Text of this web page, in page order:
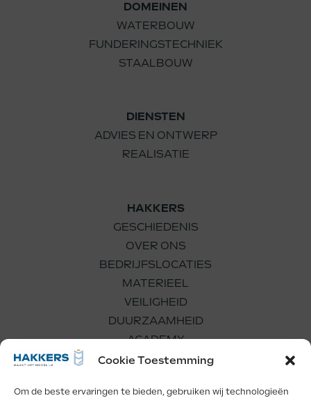
Cookie Toestemming
Om de beste ervaringen te bieden, gebruiken wij technologieën
DOMEINEN
WATERBOUW
FUNDERINGSTECHNIEK
STAALBOUW
DIENSTEN
ADVIES EN ONTWERP
REALISATIE
HAKKERS
GESCHIEDENIS
OVER ONS
BEDRIJFSLOCATIES
MATERIEEL
VEILIGHEID
DUURZAAMHEID
ACADEMY
WERKEN BIJ